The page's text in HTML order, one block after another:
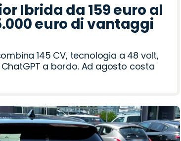
Ibrida da 159 euro al
euro di vantaggi
145 CV, tecnologia a 48 volt,
a bordo. Ad agosto costa